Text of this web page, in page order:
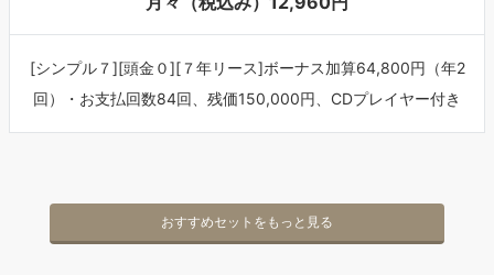
[シンプル７][頭金０][７年リース]ボーナス加算64,800円（年2
回）・お支払回数84回、残価150,000円、CDプレイヤー付き
おすすめセットをもっと見る